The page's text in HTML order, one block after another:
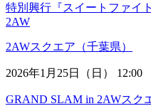
特別興行『スイートファイ
2AW
2AWスクエア（千葉県）
2026年1月25日（日） 12:00
GRAND SLAM in 2AWスク